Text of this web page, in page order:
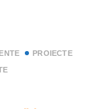
PROIECTE